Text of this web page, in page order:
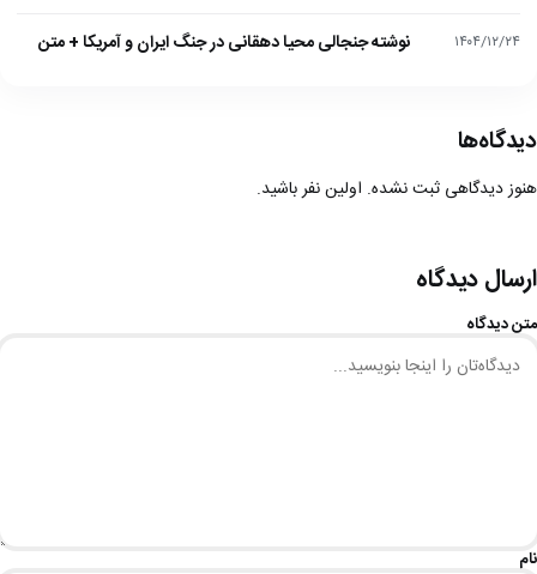
۱۴۰۴/۱۲/۲۴ نوشته جنجالی محیا دهقانی در جنگ ایران و آمریکا + متن
دیدگاه‌ها
هنوز دیدگاهی ثبت نشده. اولین نفر باشید.
ارسال دیدگاه
متن دیدگاه
نام